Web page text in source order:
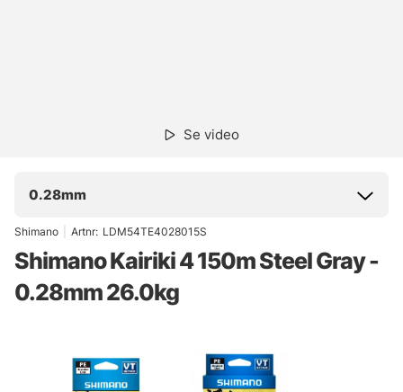
Se video
0.28mm
Shimano Artnr: LDM54TE4028015S
Shimano Kairiki 4 150m Steel Gray -
0.28mm 26.0kg